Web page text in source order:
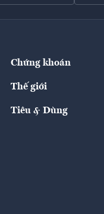
Chứng khoán
Thế giới
Tiêu & Dùng